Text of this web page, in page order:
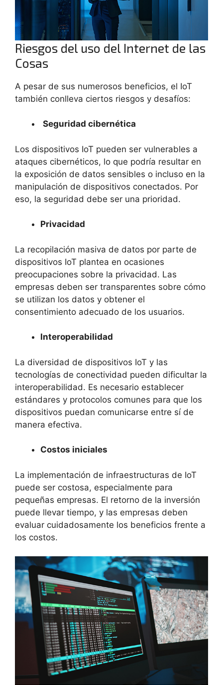
Riesgos del uso del Internet de las
Cosas
A pesar de sus numerosos beneficios, el IoT
también conlleva ciertos riesgos y desafíos:
Seguridad cibernética
Los dispositivos IoT pueden ser vulnerables a
ataques cibernéticos, lo que podría resultar en
la exposición de datos sensibles o incluso en la
manipulación de dispositivos conectados. Por
eso, la seguridad debe ser una prioridad.
Privacidad
La recopilación masiva de datos por parte de
dispositivos IoT plantea en ocasiones
preocupaciones sobre la privacidad. Las
empresas deben ser transparentes sobre cómo
se utilizan los datos y obtener el
consentimiento adecuado de los usuarios.
Interoperabilidad
La diversidad de dispositivos IoT y las
tecnologías de conectividad pueden dificultar la
interoperabilidad. Es necesario establecer
estándares y protocolos comunes para que los
dispositivos puedan comunicarse entre sí de
manera efectiva.
Costos iniciales
La implementación de infraestructuras de IoT
puede ser costosa, especialmente para
pequeñas empresas. El retorno de la inversión
puede llevar tiempo, y las empresas deben
evaluar cuidadosamente los beneficios frente a
los costos.